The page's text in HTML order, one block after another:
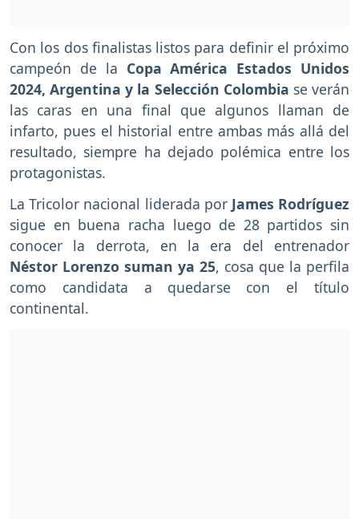
Con los dos finalistas listos para definir el próximo
campeón de la Copa América Estados Unidos
2024, Argentina y la Selección Colombia se verán
las caras en una final que algunos llaman de
infarto, pues el historial entre ambas más allá del
resultado, siempre ha dejado polémica entre los
protagonistas.
La Tricolor nacional liderada por James Rodríguez
sigue en buena racha luego de 28 partidos sin
conocer la derrota, en la era del entrenador
Néstor Lorenzo suman ya 25, cosa que la perfila
como candidata a quedarse con el título
continental.